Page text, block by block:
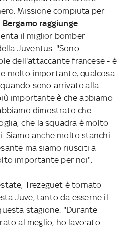
Missione compiuta per
Bergamo raggiunge
il miglior bomber
Juventus. "Sono
dell'attaccante francese - è
molto importante, qualcosa
sono arrivato alla
importante è che abbiamo
dimostrato che
che la squadra è molto
Siamo anche molto stanchi
ma siamo riusciti a
importante per noi".
Trezeguet è tornato
Juve, tanto da esserne il
stagione. "Durante
al meglio, ho lavorato